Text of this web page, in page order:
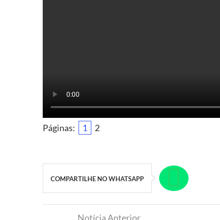
Páginas: 1 2
COMPARTILHE NO WHATSAPP
Notícia Anterior